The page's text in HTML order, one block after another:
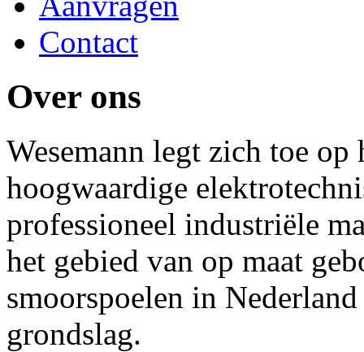
Contact
Over ons
Wesemann legt zich toe
hoogwaardige
professioneel industriële
het gebied van op maat
smoorspoelen in
grondslag.